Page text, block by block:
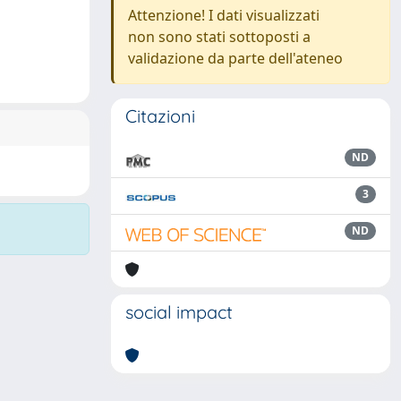
Attenzione! I dati visualizzati
non sono stati sottoposti a
validazione da parte dell'ateneo
Citazioni
ND
3
ND
social impact